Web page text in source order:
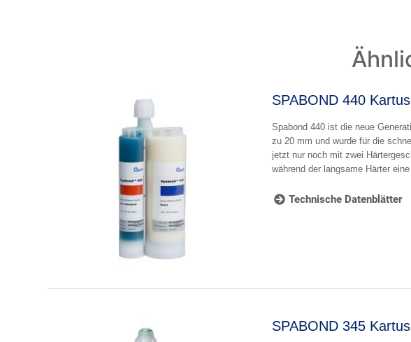
SPABOND 440
Spabond 440 ist die neue
zu 20 mm und wurde für die
jetzt nur noch mit zwei
während der langsame Härter
Technische Datenblätter
SPABOND 345